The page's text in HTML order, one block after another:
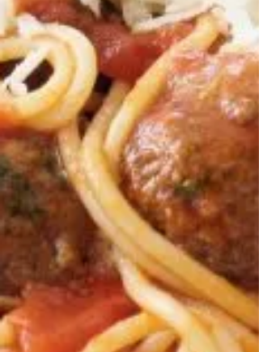
杯橄欖油 1個大洋蔥，切碎 2瓣蒜，切碎 2湯匙甜
粉 1公斤袋鼠肉 (切丁) 海鹽和黑胡椒碎 ¼ 杯麵粉
400克罐裝壓碎蕃茄 1個青燈籠椒，切粒 公升牛上
水 適量 1湯匙扁葉蕃茜，切碎 步驟...